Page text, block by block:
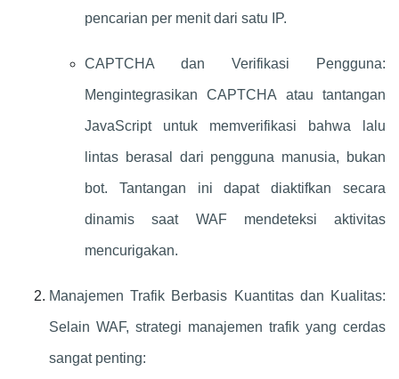
pencarian per menit dari satu IP.
CAPTCHA dan Verifikasi Pengguna:
Mengintegrasikan CAPTCHA atau tantangan
JavaScript untuk memverifikasi bahwa lalu
lintas berasal dari pengguna manusia, bukan
bot. Tantangan ini dapat diaktifkan secara
dinamis saat WAF mendeteksi aktivitas
mencurigakan.
Manajemen Trafik Berbasis Kuantitas dan Kualitas:
Selain WAF, strategi manajemen trafik yang cerdas
sangat penting: